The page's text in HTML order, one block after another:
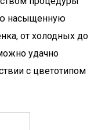
насыщенную
от холодных до
удачно
с цветотипом